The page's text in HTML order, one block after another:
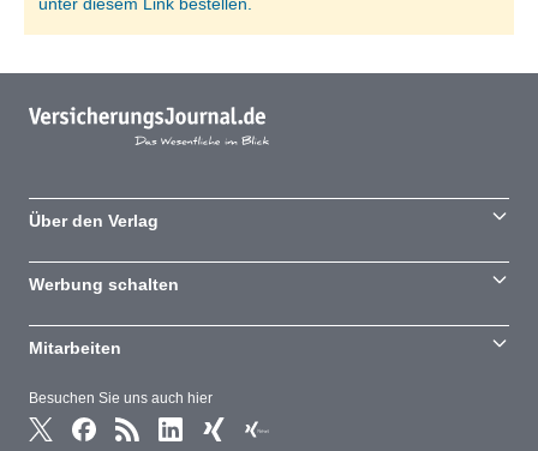
Besuchen Sie uns auch hier
Über den Verlag
Werbung schalten
Mitarbeiten